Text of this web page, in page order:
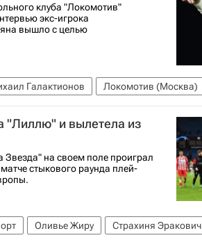
(Чемпионат России по футболу)
клуба "Локомотив"
экс-игрока
вышло с целью
Галактионов
Локомотив (Москва)
по футболу)
"Лиллю" и вылетела из
Звезда" на своем поле проиграл
стыкового раунда плей-
Оливье Жиру
Страхиня Эракович